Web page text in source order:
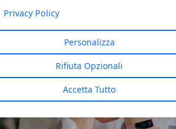
Privacy Policy
Personalizza
Rifiuta Opzionali
Accetta Tutto